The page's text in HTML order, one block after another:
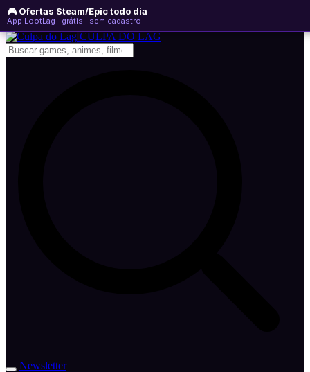
🎮 Ofertas Steam/Epic todo dia
App LootLag · grátis · sem cadastro
sábado, 08 de agosto de 2026 WhatsApp
Newsletter
CULPA DO LAG
Newsletter